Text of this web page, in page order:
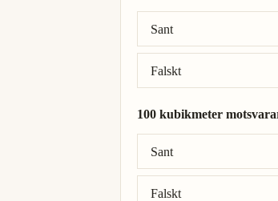
Sant
Falskt
Rätt svar: 2 kubikmeter
100 kubikmeter
Sant
Falskt
Rätt svar: 100